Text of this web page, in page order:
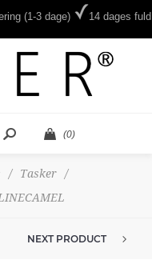
(1-3 dage)
14 dages fuld
(0)
/ Tasker
/
NEXT PRODUCT